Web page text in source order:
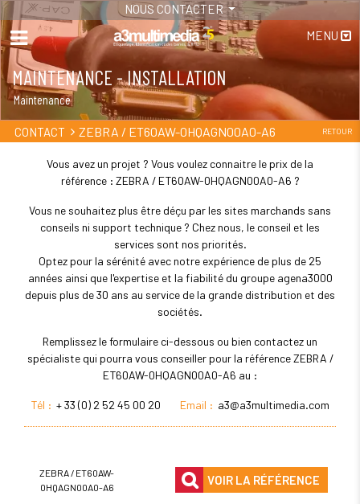
NOUS CONTACTER
MENU
MAINTENANCE - INSTALLATION
Maintenance
CONTACT ZEBRA / ET60AW-0HQAGN00A0-A6 RETOUR
Vous avez un projet ? Vous voulez connaitre le prix de la
référence : ZEBRA / ET60AW-0HQAGN00A0-A6 ?
Vous ne souhaitez plus être déçu par les sites marchands sans
conseils ni support technique ? Chez nous, le conseil et les
services sont nos priorités.
Optez pour la sérénité avec notre expérience de plus de 25
années ainsi que l'expertise et la fiabilité du groupe agena3000
depuis plus de 30 ans au service de la grande distribution et des
sociétés.
Remplissez le formulaire ci-dessous ou bien contactez un
spécialiste qui pourra vous conseiller pour la référence ZEBRA /
ET60AW-0HQAGN00A0-A6 au :
Tél : + 33 (0) 2 52 45 00 20 Email : a3@a3multimedia.com
ZEBRA / ET60AW-
0HQAGN00A0-A6
VOIR LA RÉFÉRENCE